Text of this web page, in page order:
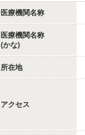
医療機関名称
医療機関名称
(かな)
所在地
アクセス